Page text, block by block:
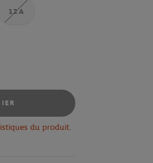
12A
du produit.